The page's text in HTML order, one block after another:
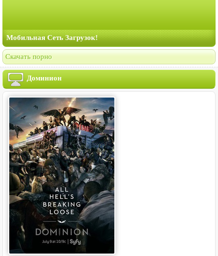
Мобильная Сеть Загрузок!
Скачать порно
Доминион